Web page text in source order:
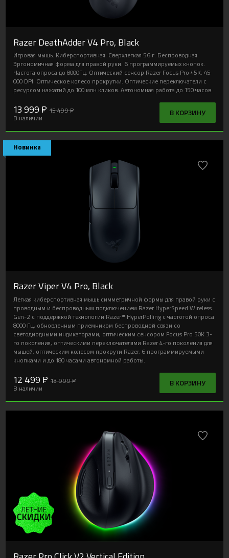
Razer DeathAdder V4 Pro, Black
Игровая мышь. Киберспортивная. Сверхлегкая 56 г. Беспроводная.
Эргономичная форма для правой руки. 6 программируемых кнопок.
Частота опроса до 8000Гц. Оптический сенсор Razer Focus Pro 45K, 45
000 DPI. Оптическое колесо прокрутки. Оптические переключатели с
ресурсом нажатий до 100 млн кликов. Автономная работа до 150 часов.
13 999 ₽ 15 499 ₽
В наличии
В КОРЗИНУ
Новинка
Razer Viper V4 Pro, Black
Легкая киберспортивная мышь симметричной формы для правой руки с
проводным и беспроводным подключением Razer HyperSpeed Wireless
Gen-2 с поддержкой технологии Razer™ HyperPolling с частотой опроса
8000 Гц, обновленным приемником беспроводной связи со
светодиодными индикаторами, оптическим сенсором Focus Pro 50K 3-
го поколения, оптическими переключателями Razer 4-го поколения для
мышей, оптическим колесом прокрути Razer, 6 программируемыми
кнопками и до 180 часами автономной работы.
12 499 ₽ 13 999 ₽
В наличии
В КОРЗИНУ